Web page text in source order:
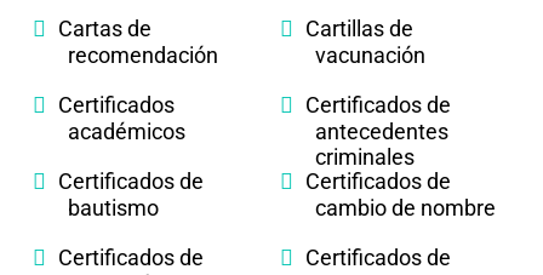
Cartas de
recomendación
Cartillas de
vacunación
Certificados
académicos
Certificados de
antecedentes
criminales
Certificados de
bautismo
Certificados de
cambio de nombre
Certificados de
Certificados de